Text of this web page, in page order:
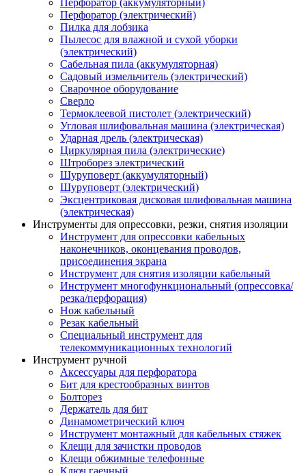
Перфоратор (аккумуляторный)
Перфоратор (электрический)
Пилка для лобзика
Пылесос для влажной и сухой уборки
(электрический)
Сабельная пила (аккумуляторная)
Садовый измельчитель (электрический)
Сварочное оборудование
Сверло
Термоклеевой пистолет (электрический)
Угловая шлифовальная машина (электрическая)
Ударная дрель (электрическая)
Циркулярная пила (электрические)
Штроборез электрический
Шуруповерт (аккумуляторный)
Шуруповерт (электрический)
Эксцентриковая дисковая шлифовальная машина
(электрическая)
Инструменты для опрессовки, резки, снятия изоляции
Инструмент для опрессовки кабельных
наконечников, оконцевания проводов,
присоединения экрана
Инструмент для снятия изоляции кабельный
Инструмент многофункциональный (опрессовка/
резка/перфорация)
Нож кабельный
Резак кабельный
Специальный инструмент для
телекоммуникационных технологий
Инструмент ручной
Аксессуары для перфоратора
Бит для крестообразных винтов
Болторез
Держатель для бит
Динамометрический ключ
Инструмент монтажный для кабельных стяжек
Клещи для зачистки проводов
Клещи обжимные телефонные
Ключ гаечный